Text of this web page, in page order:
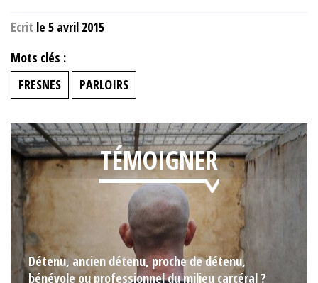
Ecrit le 5 avril 2015
Mots clés :
FRESNES
PARLOIRS
TÉMOIGNER
Détenu, ancien détenu, proche de détenu,
bénévole ou professionnel du milieu carcéral ?